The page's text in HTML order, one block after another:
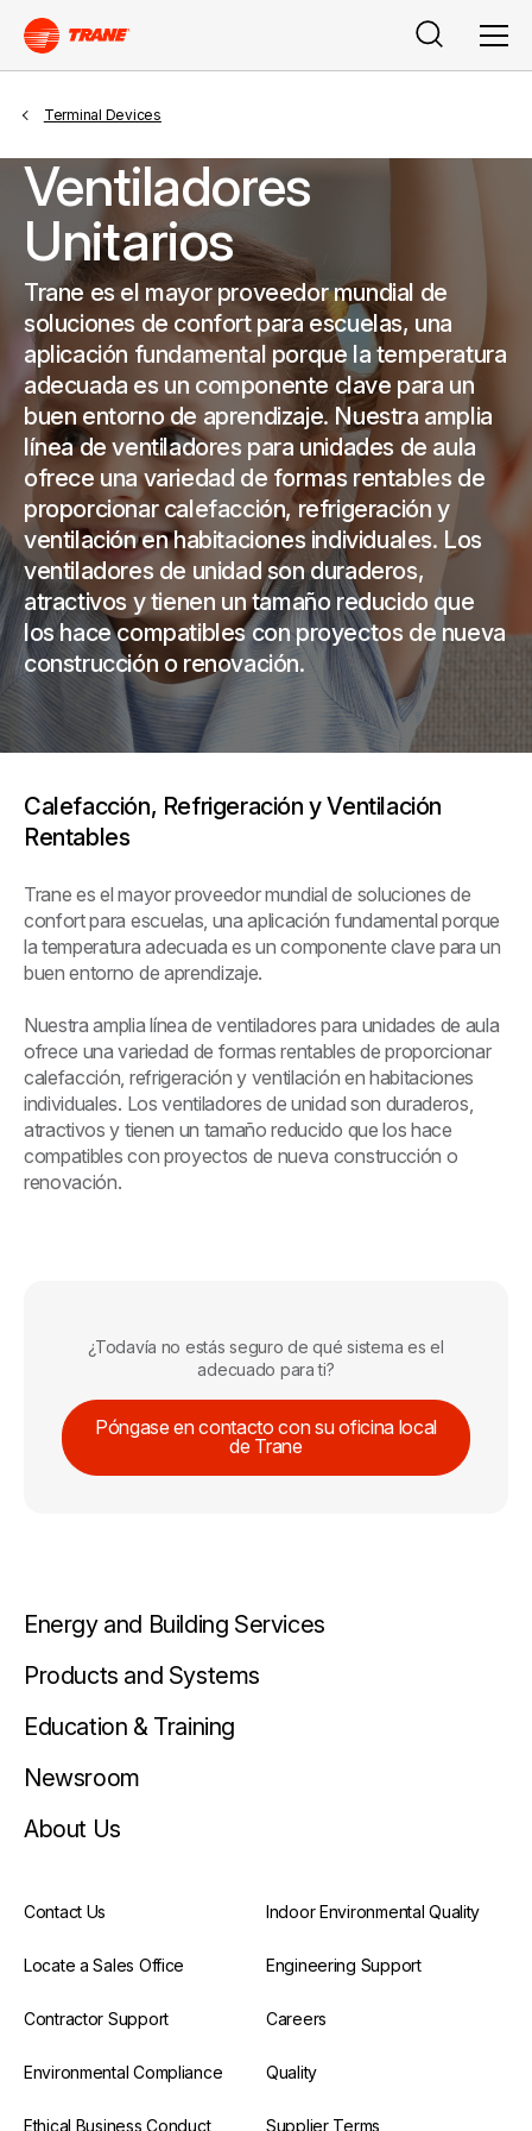
Search
Terminal Devices
Ventiladores
Unitarios
Trane es el mayor proveedor mundial de
soluciones de confort para escuelas, una
aplicación fundamental porque la temperatura
adecuada es un componente clave para un
buen entorno de aprendizaje. Nuestra amplia
línea de ventiladores para unidades de aula
ofrece una variedad de formas rentables de
proporcionar calefacción, refrigeración y
ventilación en habitaciones individuales. Los
ventiladores de unidad son duraderos,
atractivos y tienen un tamaño reducido que
los hace compatibles con proyectos de nueva
construcción o renovación.
Calefacción, Refrigeración y Ventilación
Rentables
Trane es el mayor proveedor mundial de soluciones de
confort para escuelas, una aplicación fundamental porque
la temperatura adecuada es un componente clave para un
buen entorno de aprendizaje.
Nuestra amplia línea de ventiladores para unidades de aula
ofrece una variedad de formas rentables de proporcionar
calefacción, refrigeración y ventilación en habitaciones
individuales. Los ventiladores de unidad son duraderos,
atractivos y tienen un tamaño reducido que los hace
compatibles con proyectos de nueva construcción o
renovación.
¿Todavía no estás seguro de qué sistema es el
adecuado para ti?
Póngase en contacto con su oficina local
de Trane
Energy and Building Services
Products and Systems
Education & Training
Newsroom
About Us
Contact Us Indoor Environmental Quality
Locate a Sales Office Engineering Support
Contractor Support Careers
Environmental Compliance Quality
Ethical Business Conduct Supplier Terms